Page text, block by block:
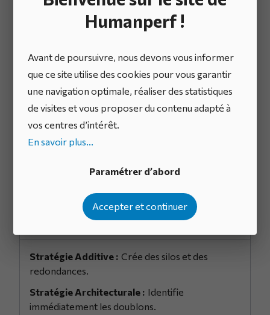
Humanperf !
Avant de poursuivre, nous devons vous informer
que ce site utilise des cookies pour vous garantir
une navigation optimale, réaliser des statistiques
de visites et vous proposer du contenu adapté à
vos centres d’intérêt.
En savoir plus...
Paramétrer d’abord
Accepter et continuer
. Dans le modèle traditionnel (additif), la
stratégie est pensée comme un conteneur : « Voici
Dans le modèle architectural, la stratégie est un
projecteur. Elle ne crée pas de nouveaux systèmes ;
elle éclaire et active certains éléments de
l’architecture existante en priorisant des initiatives.
Chaque dirigeant ajoute sa
Chaque ambition
s’insère dans l’architecture existante.
Crée des silos et des
redondances.
Identifie
immédiatement les doublons.